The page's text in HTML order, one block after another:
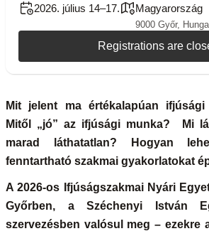
2026. július 14–17. Magyarország
9000 Győr,
Registrations are
Mit jelent ma értékalapúan
Mitől „jó” az ifjúsági munka? Mi
marad láthatatlan? Hogyan
fenntartható szakmai gyakorlatokat
A 2026-os Ifjúságszakmai Nyári
Győrben, a Széchenyi István
szervezésben valósul meg – ezekre